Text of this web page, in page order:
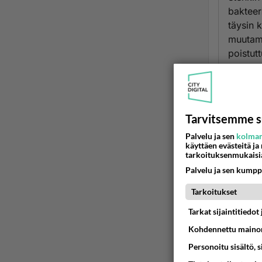
täysin
Tarvitsemme
Palvelu ja sen
käyttäen evästeitä
Palvelu ja sen
Tarkoitukset
Tarkat sijaintitiedot
Kohdennettu
Personoitu sisältö,